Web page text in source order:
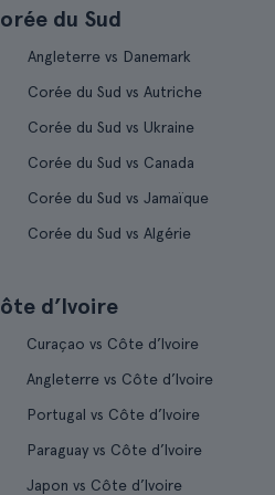
du Sud
Angleterre vs Danemark
Corée du Sud vs Autriche
Corée du Sud vs Ukraine
Corée du Sud vs Canada
Corée du Sud vs Jamaïque
Corée du Sud vs Algérie
d’Ivoire
Curaçao vs Côte d’Ivoire
Angleterre vs Côte d’Ivoire
Portugal vs Côte d’Ivoire
Paraguay vs Côte d’Ivoire
Japon vs Côte d’Ivoire